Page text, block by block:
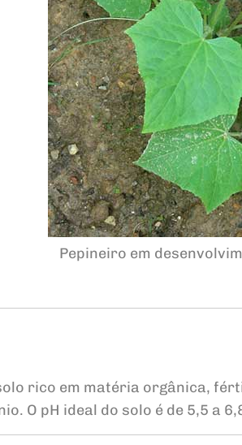
Pepineiro em
rico em matéria orgânica,
O pH ideal do solo é de 5,5 a